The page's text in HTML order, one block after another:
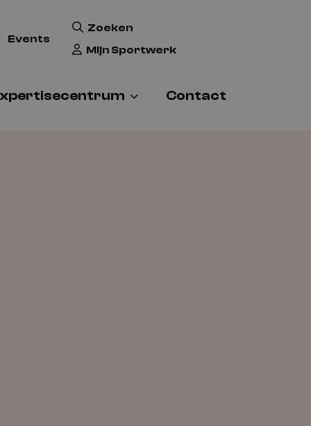
Events
Zoeken
Mijn Sportwerk
Contact